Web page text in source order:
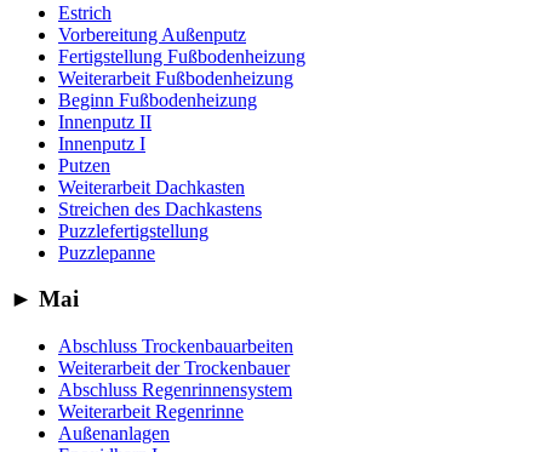
Estrich
Vorbereitung Außenputz
Fertigstellung Fußbodenheizung
Weiterarbeit Fußbodenheizung
Beginn Fußbodenheizung
Innenputz II
Innenputz I
Putzen
Weiterarbeit Dachkasten
Streichen des Dachkastens
Puzzlefertigstellung
Puzzlepanne
► Mai
Abschluss Trockenbauarbeiten
Weiterarbeit der Trockenbauer
Abschluss Regenrinnensystem
Weiterarbeit Regenrinne
Außenanlagen